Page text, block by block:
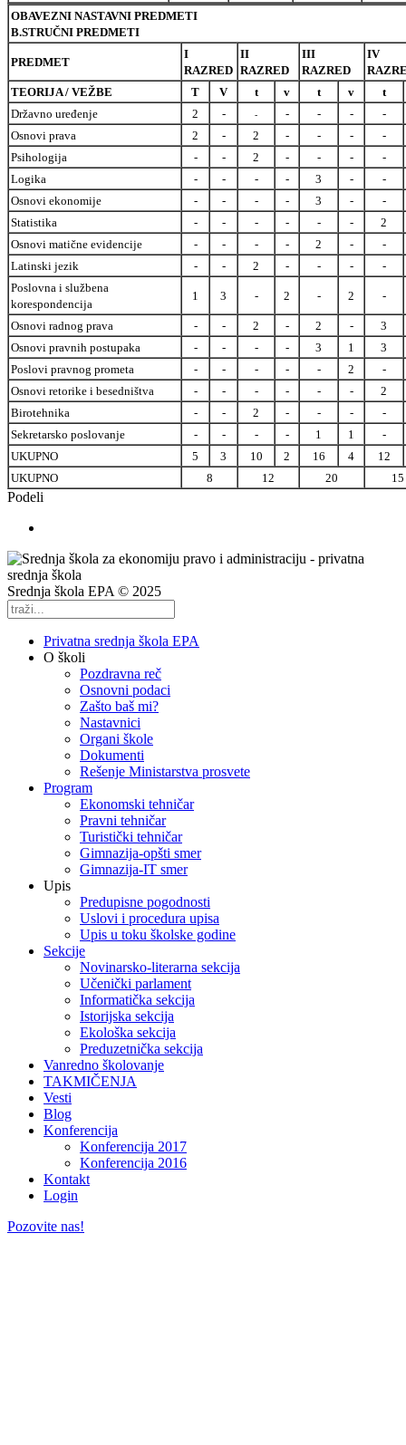
OBAVEZNI NASTAVNI PREDMETI
B.STRUČNI PREDMETI
PREDMET
I
RAZRED
II
RAZRED
III
RAZRED
IV
TEORIJA / VEŽBE
T V t v t v
t
Državno uređenje
2 - - - - -
-
Osnovi prava
2 - 2 - - -
-
Psihologija
- - 2 - - -
-
Logika
- - - - 3 -
-
Osnovi ekonomije
- - - - 3 -
-
Statistika
- - - - - -
2
Osnovi matične evidencije
- - - - 2 -
-
Latinski jezik
- - 2 - - -
-
Poslovna i službena
korespondencija
1 3 - 2 - 2 -
Osnovi radnog prava - - 2 - 2 -
3
Osnovi pravnih postupaka
- - - - 3 1
3
Poslovi pravnog prometa
- - - - - 2
-
Osnovi retorike i besedništva
- - - - - -
2
Birotehnika
- - 2 - - -
-
Sekretarsko poslovanje
- - - - 1 1
-
UKUPNO
5 3 10 2 16 4
12
UKUPNO
8 12 20 15
Podeli
Srednja škola EPA © 2025
Privatna srednja škola EPA
O školi
Pozdravna reč
Osnovni podaci
Zašto baš mi?
Nastavnici
Organi škole
Dokumenti
Rešenje Ministarstva prosvete
Program
Ekonomski tehničar
Pravni tehničar
Turistički tehničar
Gimnazija-opšti smer
Gimnazija-IT smer
Upis
Predupisne pogodnosti
Uslovi i procedura upisa
Upis u toku školske godine
Sekcije
Novinarsko-literarna sekcija
Učenički parlament
Informatička sekcija
Istorijska sekcija
Ekološka sekcija
Preduzetnička sekcija
Vanredno školovanje
TAKMIČENJA
Vesti
Blog
Konferencija
Konferencija 2017
Konferencija 2016
Kontakt
Login
Pozovite nas!